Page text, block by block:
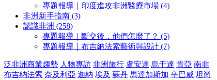
專題報導｜印度進攻非洲醫療市場 (4)
非洲新手指南 (3)
認識非洲 (258)
專題報導｜斷交後，他們怎麼了？ (5)
專題報導｜布吉納法索藝術與設計 (7)
泛非洲商業趨勢 人物專訪 非洲旅行 盧安達 烏干達 肯亞 南非
布吉納法索 奈及利亞 迦納 埃及 蘇丹 馬達加斯加 辛巴威 坦尚